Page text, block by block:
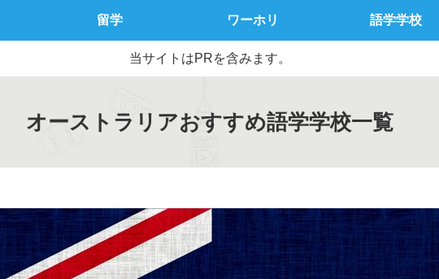
留学 ワーホリ 語学学校
当サイトはPRを含みます。
オーストラリアおすすめ語学学校一覧